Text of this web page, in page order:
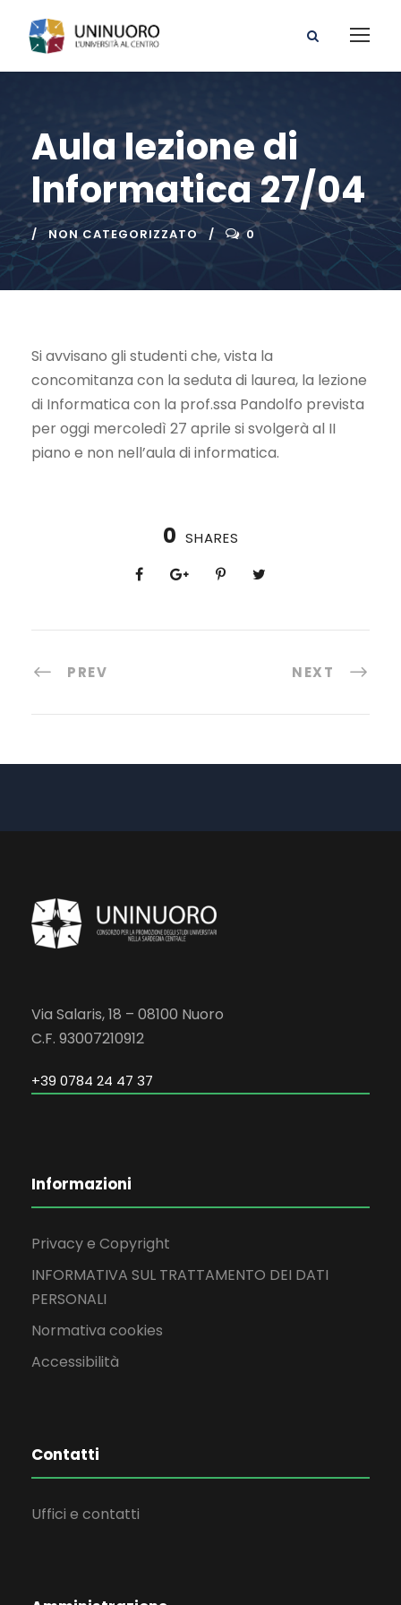
Aula lezione di
Informatica 27/04
NON CATEGORIZZATO 0
Si avvisano gli studenti che, vista la
concomitanza con la seduta di laurea, la lezione
di Informatica con la prof.ssa Pandolfo prevista
per oggi mercoledì 27 aprile si svolgerà al II
piano e non nell’aula di informatica.
0 SHARES
PREV NEXT
Via Salaris, 18 – 08100 Nuoro
C.F. 93007210912
+39 0784 24 47 37
Informazioni
Privacy e Copyright
INFORMATIVA SUL TRATTAMENTO DEI DATI
PERSONALI
Normativa cookies
Accessibilità
Contatti
Uffici e contatti